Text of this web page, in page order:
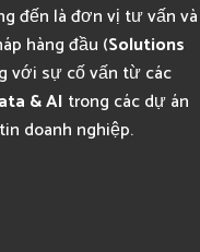
đến là đơn vị tư vấn và
hàng đầu (Solutions
với sự cố vấn từ các
& AI trong các dự án
doanh nghiệp.